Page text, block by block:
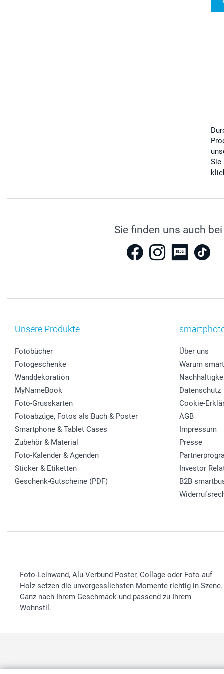
Sie
Sie finden uns auch bei
Unsere Produkte
Fotobücher
Fotogeschenke
Wanddekoration
MyNameBook
Foto-Grusskarten
Fotoabzüge, Fotos als Buch & Poster
Smartphone & Tablet Cases
Zubehör & Material
Foto-Kalender & Agenden
Sticker & Etiketten
Geschenk-Gutscheine (PDF)
Über uns
Warum
Datenschutz
Cookie-
AGB
Impressum
Presse
Investor
B2B
Foto-Leinwand, Alu-Verbund Poster, Collage oder Foto auf
Holz setzen die unvergesslichsten Momente richtig in Szene.
Ganz nach Ihrem Geschmack und passend zu Ihrem
Wohnstil.